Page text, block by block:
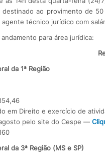
destinado ao provimento de
técnico jurídico com
para área jurídica:
da 1ª Região
em Direito e exercício de
pelo site do Cespe —
da 3ª Região (MS e SP)